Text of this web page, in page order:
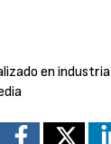
en industria